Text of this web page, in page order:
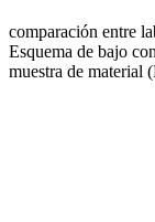
comparación entre
Esquema de bajo
muestra de